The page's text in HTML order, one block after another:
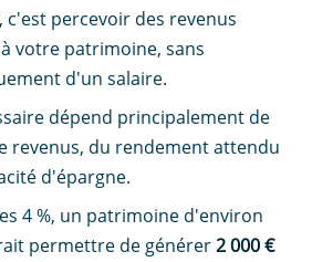
, c'est percevoir des revenus
votre patrimoine, sans
d'un salaire.
dépend principalement de
revenus, du rendement attendu
d'épargne.
4 %, un patrimoine d'environ
permettre de générer2 000 €